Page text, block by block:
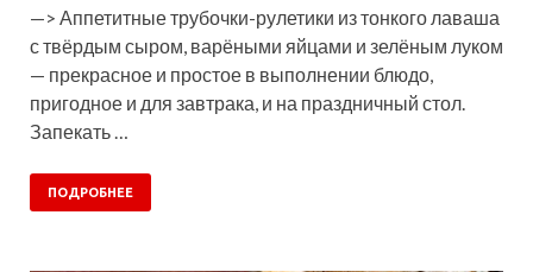
—> Аппетитные трубочки-рулетики из тонкого лаваша
с твёрдым сыром, варёными яйцами и зелёным луком
— прекрасное и простое в выполнении блюдо,
пригодное и для завтрака, и на праздничный стол.
Запекать …
ПОДРОБНЕЕ